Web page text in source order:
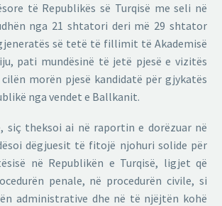
të Republikës së Turqisë me seli në
nga 21 shtatori deri më 29 shtator
së tetë të fillimit të Akademisë
pati mundësinë të jetë pjesë e vizitës
morën pjesë kandidatë për gjykatës
nga vendet e Ballkanit.
siç theksoi ai në raportin e dorëzuar në
dëgjuesit të fitojë njohuri solide për
në Republikën e Turqisë, ligjet që
penale, në procedurën civile, si
administrative dhe në të njëjtën kohë